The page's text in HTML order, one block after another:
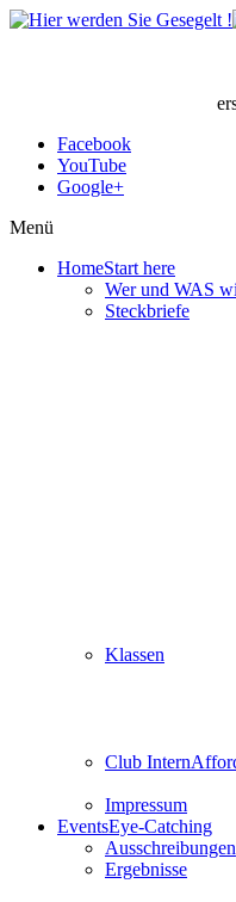
Facebook
YouTube
Google+
Menü
HomeStart here
Wer und WAS
Steckbriefe
Klassen
Club Intern
Impressum
EventsEye-Catching
Ausschreibungen
Ergebnisse